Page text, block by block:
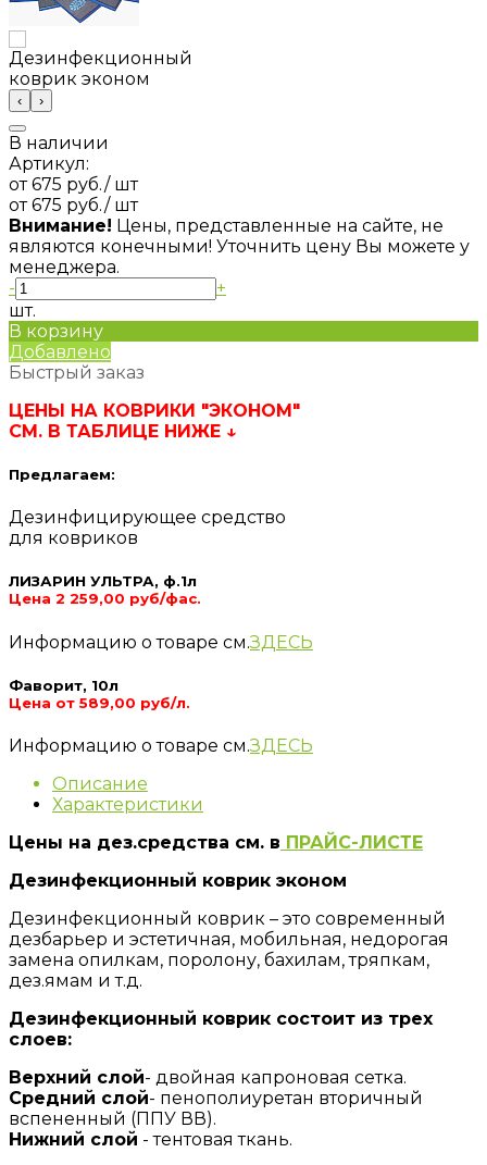
‹ ›
В наличии
Артикул:
от 675 руб./ шт
от 675 руб./ шт
Внимание! Цены, представленные на сайте, не
являются конечными! Уточнить цену Вы можете у
менеджера.
-
+
шт.
В корзину
Добавлено
Быстрый заказ
ЦЕНЫ НА КОВРИКИ "ЭКОНОМ"
СМ. В ТАБЛИЦЕ НИЖЕ ↓
Предлагаем:
Дезинфицирующее средство
для ковриков
ЛИЗАРИН УЛЬТРА, ф.1л
Цена 2 259,00 руб/фас.
Информацию о товаре см.ЗДЕСЬ
Фаворит, 10л
Цена от 589,00 руб/л.
Информацию о товаре см.ЗДЕСЬ
Описание
Характеристики
Цены на дез.средства см. в ПРАЙС-ЛИСТЕ
Дезинфекционный коврик эконом
Дезинфекционный коврик – это современный
дезбарьер и эстетичная, мобильная, недорогая
замена опилкам, поролону, бахилам, тряпкам,
дез.ямам и т.д.
Дезинфекционный коврик состоит из трех
слоев:
Верхний слой- двойная капроновая сетка.
Средний слой- пенополиуретан вторичный
вспененный (ППУ ВВ).
Нижний слой - тентовая ткань.